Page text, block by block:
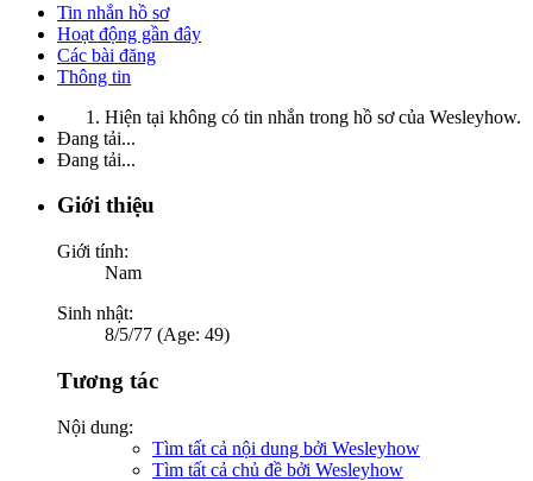
Tin nhắn hồ sơ
Hoạt động gần đây
Các bài đăng
Thông tin
Hiện tại không có tin nhắn trong hồ sơ của Wesleyhow.
Đang tải...
Đang tải...
Giới thiệu
Giới tính:
Nam
Sinh nhật:
8/5/77 (Age: 49)
Tương tác
Nội dung:
Tìm tất cả nội dung bởi Wesleyhow
Tìm tất cả chủ đề bởi Wesleyhow